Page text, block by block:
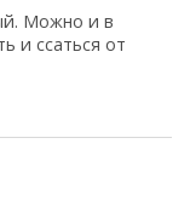
Можно и в
и ссаться от